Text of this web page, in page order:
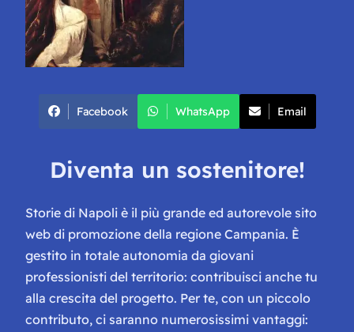
Facebook WhatsApp Email
Diventa un sostenitore!
Storie di Napoli è il più grande ed autorevole sito
web di promozione della regione Campania. È
gestito in totale autonomia da giovani
professionisti del territorio: contribuisci anche tu
alla crescita del progetto. Per te, con un piccolo
contributo, ci saranno numerosissimi vantaggi: